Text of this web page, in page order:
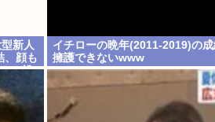
新人
、顔も
！処
イチローの晩年(2011-2019)の
擁護できないwww